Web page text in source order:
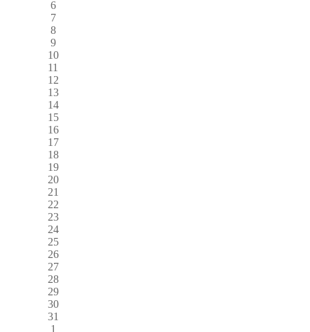
6
7
8
9
10
11
12
13
14
15
16
17
18
19
20
21
22
23
24
25
26
27
28
29
30
31
1